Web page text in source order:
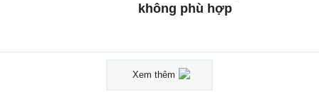
không phù hợp
Xem thêm